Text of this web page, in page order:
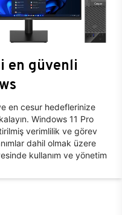
en güvenli
en cesur hedeflerinize
Windows 11 Pro
verimlilik ve görev
dahil olmak üzere
kullanım ve yönetim